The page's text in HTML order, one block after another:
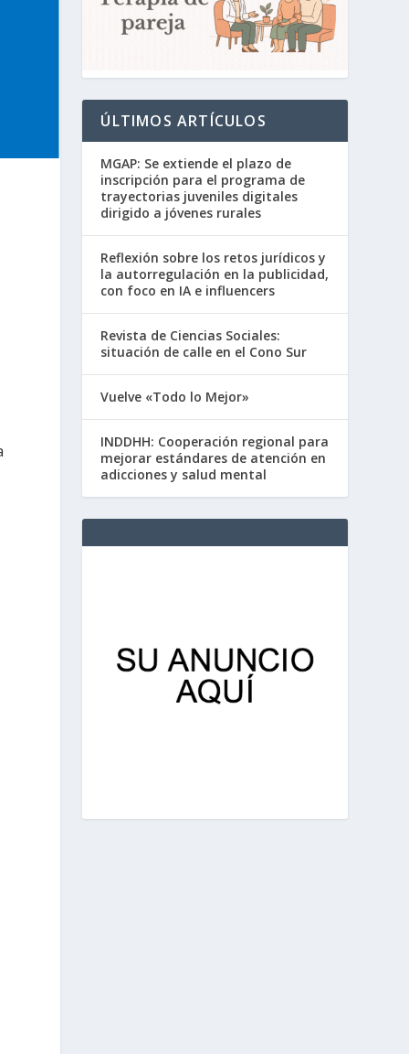
ÚLTIMOS ARTÍCULOS
MGAP: Se extiende el plazo de
inscripción para el programa de
trayectorias juveniles digitales
dirigido a jóvenes rurales
Reflexión sobre los retos jurídicos y
la autorregulación en la publicidad,
con foco en IA e influencers
Revista de Ciencias Sociales:
situación de calle en el Cono Sur
Vuelve «Todo lo Mejor»
INDDHH: Cooperación regional para
mejorar estándares de atención en
adicciones y salud mental